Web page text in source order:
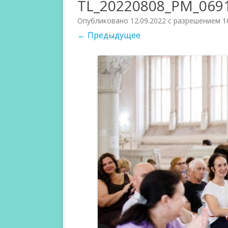
УЧАСТНИКИ 2023
УЧАСТНИКИ 2022
УЧАСТНИКИ 2021
УЧАСТНИКИ 2018
УЧАСТНИКИ 2017
Опубликовано 12.09.2022 с разрешением
← Предыдущее